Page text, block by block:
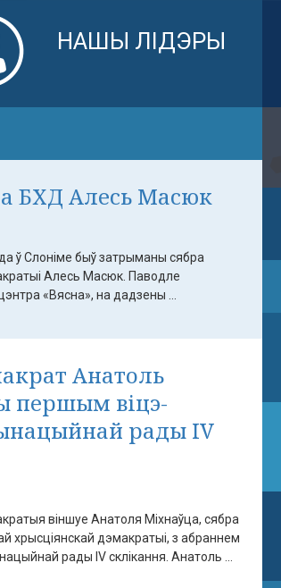
НАШЫ ЛІДЭРЫ
БХД Алесь Масюк
ў Слоніме быў затрыманы сябра
Алесь Масюк. Паводле
«Вясна», на дадзены ...
Анатоль
першым віцэ-
рады IV
віншуе Анатоля Міхнаўца, сябра
хрысціянскай дэмакратыі, з абраннем
рады IV склікання. Анатоль ...